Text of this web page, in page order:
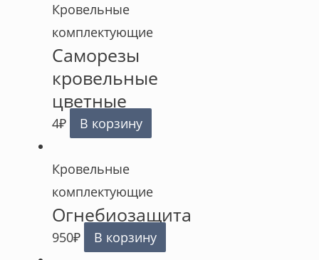
Кровельные
комплектующие
Саморезы
кровельные
цветные
4₽ В корзину
Кровельные
комплектующие
Огнебиозащита
950₽ В корзину